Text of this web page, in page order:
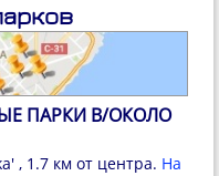
ПАРКИ В/ОКОЛО
, 1.7 км от центра. На